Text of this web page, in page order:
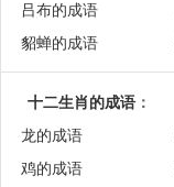
吕布的成语
貂蝉的成语
十二生肖的成语 ：
龙的成语
鸡的成语